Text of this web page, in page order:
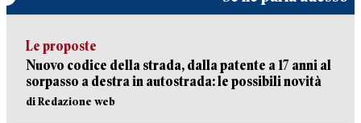
Le proposte
Nuovo codice della strada, dalla patente a 17 anni al
sorpasso a destra in autostrada: le possibili novità
di Redazione web